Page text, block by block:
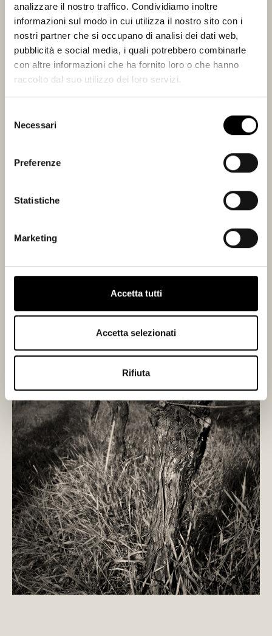
analizzare il nostro traffico. Condividiamo inoltre
informazioni sul modo in cui utilizza il nostro sito con i
nostri partner che si occupano di analisi dei dati web,
pubblicità e social media, i quali potrebbero combinarle
con altre informazioni che ha fornito loro o che hanno
raccolto dal suo utilizzo dei loro servizi.
delNecessari
Preferenze
Statistiche
Marketing
Accetta tutti
Accetta selezionati
Rifiuta
- lavoro la terra fra i ceppi per arieggiarla, facendo esplorare gli strati più
profondi alle radici;
-non forzo il terreno con concimazioni ed irrigazioni;
-non ricorro all’uso erbicidi ed eventuali funghi vengono controllati solo
con zolfo e rame;
-avvolgo manualmente i tralci sui fili senza cimarli per mantenere intatta
-riduco al massimo la produzione di uva ad ettaro e scelgo l’epoca di
Coltivo poco più di quattro ettari che, ogni anno, mi danno mediamente